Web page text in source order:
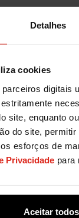
Detalhes
cookies
digitais
site, enquanto
do site,
esforços de
Privacidade para
Aceitar todos
pode
negócio!